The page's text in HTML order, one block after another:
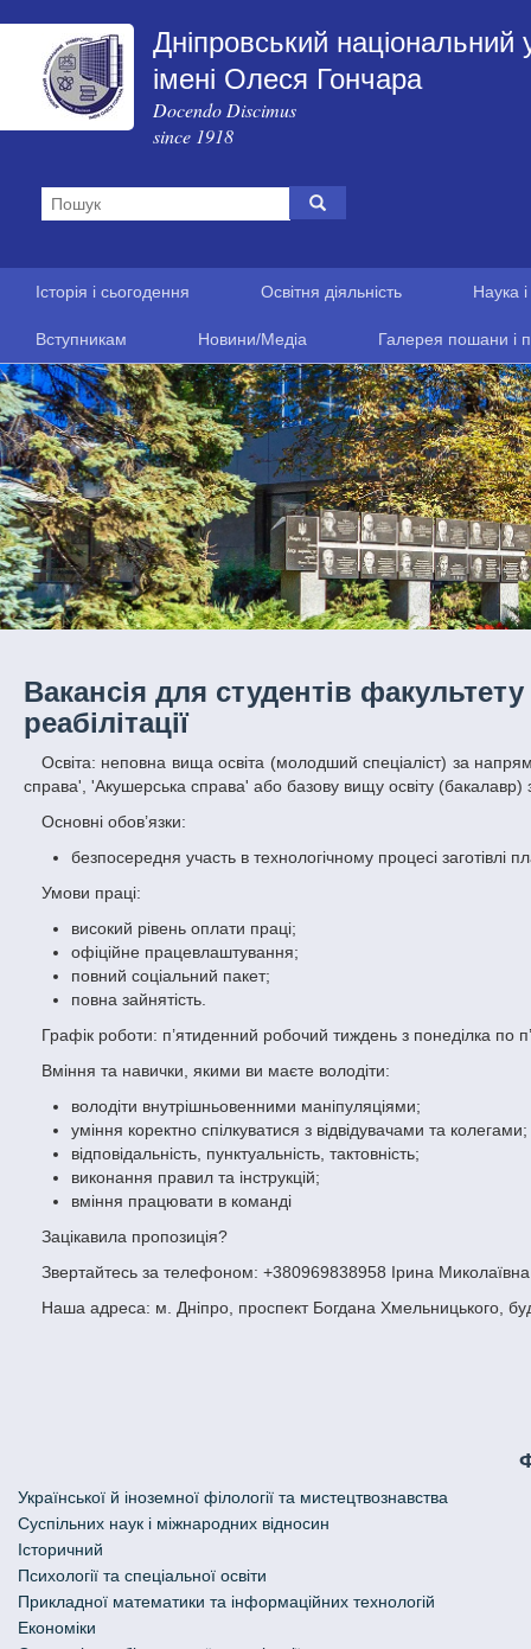
Дніпровський національний
імені Олеся Гончара
Docendo Discimus
since 1918
Історія і сьогодення Освітня діяльність Наука
Вступникам Новини/Медіа Галерея пошани і
Вакансія для студентів
реабілітації
Освіта: неповна вища освіта (молодший спеціаліст) за напрямом підготовки 'Медицина' за спеціальністю 'Лікувальна справа', 'Сестринська
справа', 'Акушерська справа' або базову вищу освіту
Основні обов’язки:
безпосередня участь в технологічному процесі
Умови праці:
високий рівень оплати праці;
офіційне працевлаштування;
повний соціальний пакет;
повна зайнятість.
Графік роботи: п’ятиденний робочий тиждень з понеділка по
Вміння та навички, якими ви маєте володіти:
володіти внутрішньовенними маніпуляціями;
уміння коректно спілкуватися з відвідувачами та колегами;
відповідальність, пунктуальність, тактовність;
виконання правил та інструкцій;
вміння працювати в команді
Зацікавила пропозиція?
Звертайтесь за телефоном: +380969838958 Ірина Миколаївна
Наша адреса: м. Дніпро, проспект Богдана Хмельницького,
Української й іноземної філології та мистецтвознавства
Cуспільних наук і міжнародних відносин
Історичний
Психології та спеціальної освіти
Прикладної математики та інформаційних технологій
Економіки